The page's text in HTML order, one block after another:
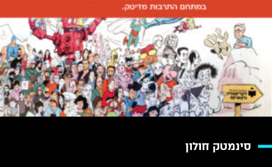
סינמטק חולון